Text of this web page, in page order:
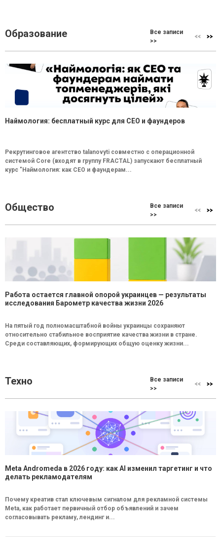
Образование
Все записи
>>
Наймология: бесплатный курс для CEO и фаундеров
Рекрутинговое агентство talanovyti совместно с операционной
системой Core (входят в группу FRACTAL) запускают бесплатный
курс "Наймология: как СEO и фаундерам...
Общество
Все записи
>>
Работа остается главной опорой украинцев — результаты
исследования Барометр качества жизни 2026
На пятый год полномасштабной войны украинцы сохраняют
относительно стабильное восприятие качества жизни в стране.
Среди составляющих, формирующих общую оценку жизни...
Техно
Все записи
>>
Meta Andromeda в 2026 году: как AI изменил таргетинг и что
делать рекламодателям
Почему креатив стал ключевым сигналом для рекламной системы
Meta, как работает первичный отбор объявлений и зачем
согласовывать рекламу, лендинг и...